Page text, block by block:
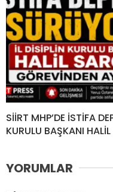
SİİRT MHP’DE İSTİFA
KURULU BAŞKANI
YORUMLAR